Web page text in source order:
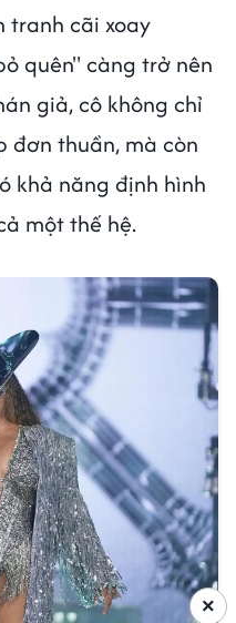
tranh cãi xoay
quên" càng trở nên
giả, cô không chỉ
đơn thuần, mà còn
khả năng định hình
một thế hệ.
×